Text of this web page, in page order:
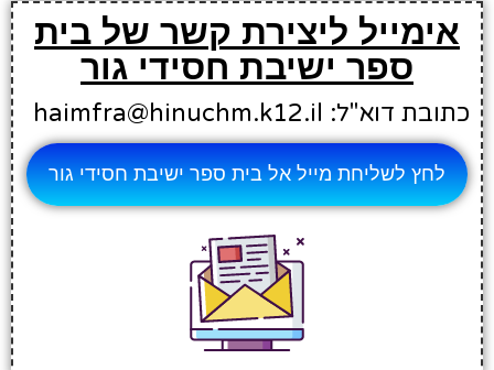
אימייל ליצירת קשר של בית
ספר ישיבת חסידי גור
כתובת דוא"ל: haimfra@hinuchm.k12.il
לחץ לשליחת מייל אל בית ספר ישיבת חסידי גור